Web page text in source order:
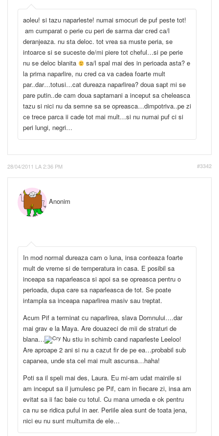
aoleu! si tazu naparleste! numai smocuri de puf peste tot!
am cumparat o perie cu peri de sarma dar cred ca/l
deranjeaza. nu sta deloc. tot vrea sa muste peria, se
intoarce si se suceste de/mi piere tot cheful…si pe perie
nu se deloc blanita
sa/l spal mai des in perioada asta? e
la prima naparlire, nu cred ca va cadea foarte mult
par..dar…totusi…cat dureaza naparlirea? doua sapt mi se
pare putin..de cam doua saptamani a inceput sa cheleasca
tazu si nici nu da semne sa se opreasca…dimpotriva..pe zi
ce trece parca ii cade tot mai mult…si nu numai puf ci si
peri lungi, negri…
28/04/2011 LA 2:36 PM #3342
Anonim
In mod normal dureaza cam o luna, insa conteaza foarte
mult de vreme si de temperatura in casa. E posibil sa
inceapa sa naparleasca si apoi sa se opreasca pentru o
perioada, dupa care sa naparleasca de tot. Se poate
intampla sa inceapa naparlirea masiv sau treptat.
Acum Pif a terminat cu naparlirea, slava Domnului….dar
mai grav e la Maya. Are douazeci de mii de straturi de
blana…
Nu stiu in schimb cand naparleste Leeloo!
Are aproape 2 ani si nu a cazut fir de pe ea…probabil sub
capanea, unde sta cel mai mult ascunsa…haha!
Poti sa il speli mai des, Laura. Eu mi-am udat mainile si
am inceput sa il jumulesc pe Pif, cam in fiecare zi, insa am
evitat sa ii fac baie cu totul. Cu mana umeda e ok pentru
ca nu se ridica puful in aer. Periile alea sunt de toata jena,
nici eu nu sunt multumita de ele…